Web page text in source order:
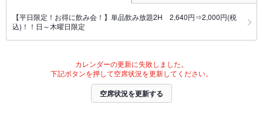
【平日限定！お得に飲み会！】単品飲み放題2H 2,640円⇒2,000円(税
込)！！日～木曜日限定
カレンダーの更新に失敗しました。
下記ボタンを押して空席状況を更新してください。
空席状況を更新する